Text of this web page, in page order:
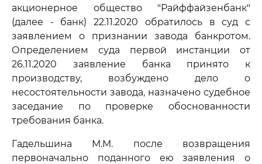
акционерное общество "Райффайзенбанк"
(далее - банк) 22.11.2020 обратилось в суд с
заявлением о признании завода банкротом.
Определением суда первой инстанции от
26.11.2020 заявление банка принято к
производству, возбуждено дело о
несостоятельности завода, назначено судебное
заседание по проверке обоснованности
требования банка.
Гадельшина М.М. после возвращения
первоначально поданного ею заявления о